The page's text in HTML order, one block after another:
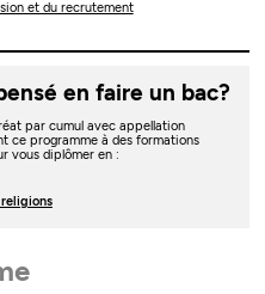
et du recrutement
en faire un bac?
par cumul avec appellation
ce programme à des formations
vous diplômer en :